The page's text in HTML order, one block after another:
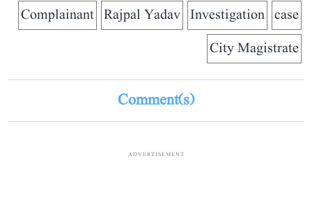
case
Investigation
Rajpal Yadav
Complainant
City Magistrate
Comment(s)
ADVERTISEMENT